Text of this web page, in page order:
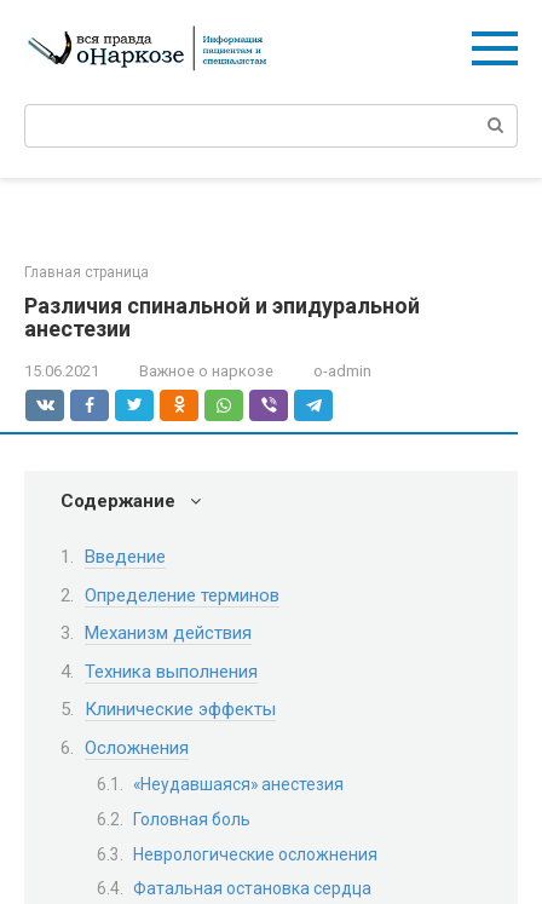
контенту
Поиск:
Главная страница
Различия спинальной и эпидуральной
анестезии
15.06.2021 Важное о наркозе o-admin
Содержание
Введение
Определение терминов
Механизм действия
Техника выполнения
Клинические эффекты
Осложнения
«Неудавшаяся» анестезия
Головная боль
Неврологические осложнения
Фатальная остановка сердца